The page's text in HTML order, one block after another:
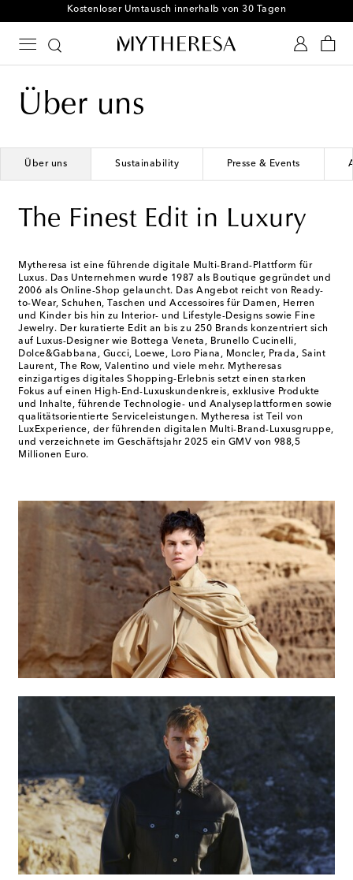
The Finest Edit in Luxury
Über uns
Über uns Sustainability Presse & Events
The Finest Edit in Luxury
Mytheresa ist eine führende digitale Multi-Brand-Plattform für
Luxus. Das Unternehmen wurde 1987 als Boutique gegründet und
2006 als Online-Shop gelauncht. Das Angebot reicht von Ready-
to-Wear, Schuhen, Taschen und Accessoires für Damen, Herren
und Kinder bis hin zu Interior- und Lifestyle-Designs sowie Fine
Jewelry. Der kuratierte Edit an bis zu 250 Brands konzentriert sich
auf Luxus-Designer wie Bottega Veneta, Brunello Cucinelli,
Dolce&Gabbana, Gucci, Loewe, Loro Piana, Moncler, Prada, Saint
Laurent, The Row, Valentino und viele mehr. Mytheresas
einzigartiges digitales Shopping-Erlebnis setzt einen starken
Fokus auf einen High-End-Luxuskundenkreis, exklusive Produkte
und Inhalte, führende Technologie- und Analyseplattformen sowie
qualitätsorientierte Serviceleistungen. Mytheresa ist Teil von
LuxExperience, der führenden digitalen Multi-Brand-Luxusgruppe,
und verzeichnete im Geschäftsjahr 2025 ein GMV von 988,5
Millionen Euro.